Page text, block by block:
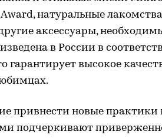
натуральные
аксессуары,
в России в
гарантирует высокое
привнести новые практики
подчеркивают